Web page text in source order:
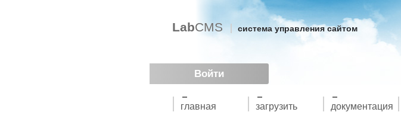
Войти
LabCMS система управления сайтом
главная загрузить документация